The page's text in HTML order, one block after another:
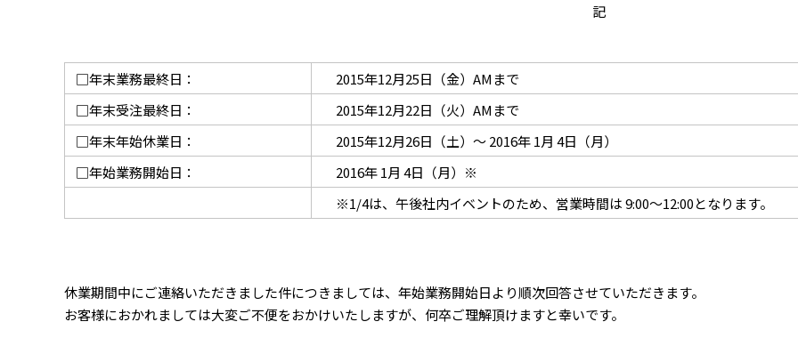
記
□年末業務最終日：
2015年12月25日（金）AMまで
□年末受注最終日：
2015年12月22日（火）AMまで
□年末年始休業日：
2015年12月26日（土）～ 2016年 1月 4日（月）
□年始業務開始日：
2016年 1月 4日（月）※
※1/4は、午後社内イベントのため、営業時間は 9:00～12:00となります。
休業期間中にご連絡いただきました件につきましては、年始業務開始日より順次回答させていただきます。
お客様におかれましては大変ご不便をおかけいたしますが、何卒ご理解頂けますと幸いです。